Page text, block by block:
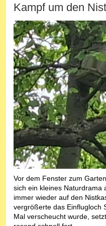
Kampf um den
Vor dem Fenster zum
sich ein kleines Naturdrama
immer wieder auf den
vergrößerte das Einflugloch
Mal verscheucht wurde,